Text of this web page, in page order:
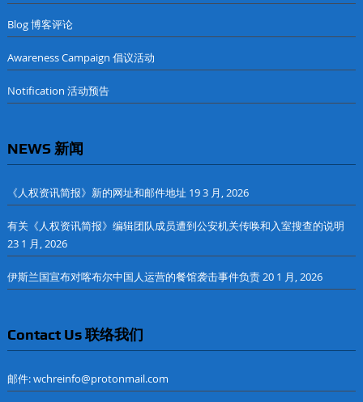
Blog 博客评论
Awareness Campaign 倡议活动
Notification 活动预告
NEWS 新闻
《人权资讯简报》新的网址和邮件地址 19 3 月, 2026
有关《人权资讯简报》编辑团队成员遭到公安机关传唤和入室搜查的说明
23 1 月, 2026
伊斯兰国宣布对喀布尔中国人运营的餐馆袭击事件负责20 1 月, 2026
Contact Us 联络我们
邮件: wchreinfo@protonmail.com